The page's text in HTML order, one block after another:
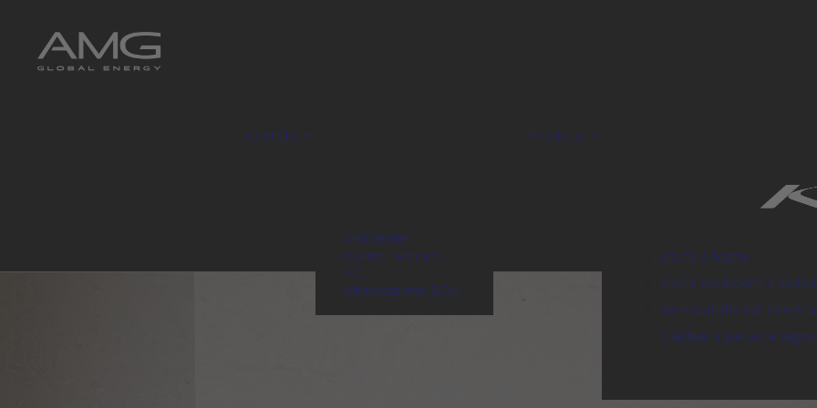
Azienda
Ambiente
Conto Termico
3.0
Attestazione SOA
Prodotti
Stufe a legna
Stufe ed inserti a pellet
Termostufe ed inserti
Caldaie a pellet e legna